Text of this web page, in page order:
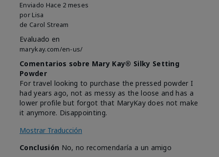
Enviado Hace 2 meses
por Lisa
de Carol Stream
Evaluado en
marykay.com/en-us/
Comentarios sobre Mary Kay® Silky Setting
Powder
For travel looking to purchase the pressed powder I
had years ago, not as messy as the loose and has a
lower profile but forgot that MaryKay does not make
it anymore. Disappointing.
Mostrar Traducción
Conclusión No, no recomendaría a un amigo